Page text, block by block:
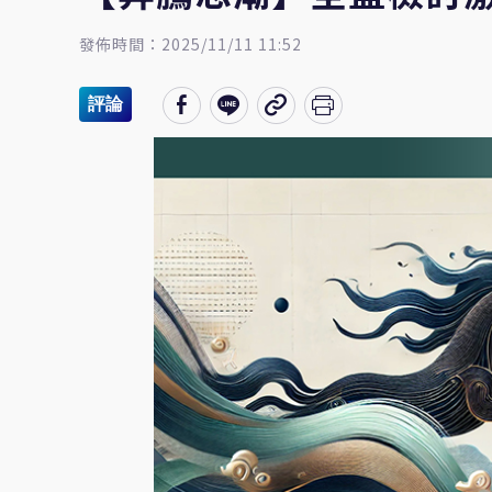
發佈時間：2025/11/11 11:52
評論